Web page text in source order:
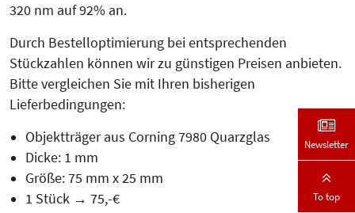
320 nm auf 92% an.
Durch Bestelloptimierung bei entsprechenden
Stückzahlen können wir zu günstigen Preisen anbieten.
Bitte vergleichen Sie mit Ihren bisherigen
Lieferbedingungen:
Objektträger aus Corning 7980 Quarzglas
Dicke: 1 mm
Größe: 75 mm x 25 mm
1 Stück → 75,-€
Newsletter
To top